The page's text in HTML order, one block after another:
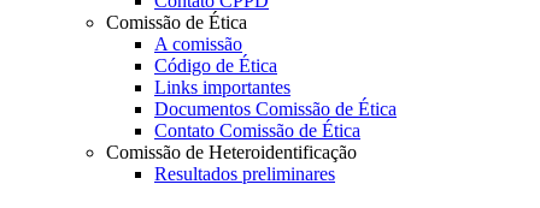
Comissão de Ética
A comissão
Código de Ética
Links importantes
Documentos Comissão de Ética
Contato Comissão de Ética
Comissão de Heteroidentificação
Resultados preliminares